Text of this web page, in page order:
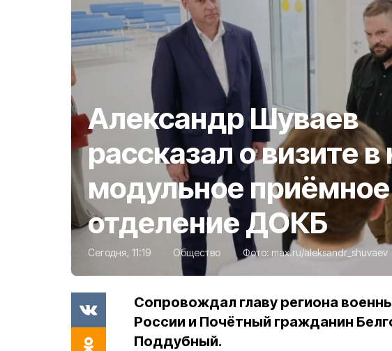
Александр Шуваев
рассказал о визите в
модульное приёмное
отделение ДОКБ
Сегодня, 11:19 Общество Фото: max.ru/aleksandr_shuvaev
Сопровождал главу региона
России и Почётный гражданин
Поддубный.